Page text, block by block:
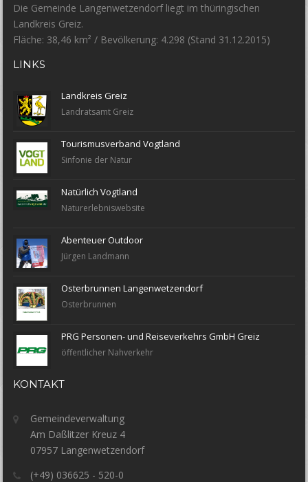
Die Gemeinde Langenwetzendorf liegt im thüringischen
Landkreis Greiz.
Fläche: 38,46 km² / Bevölkerung: 4.298 (Stand 31.12.2015)
LINKS
Landkreis Greiz
Landratsamt Greiz
Tourismusverband Vogtland
Sinfonie der Natur
Natürlich Vogtland
Naturerlebniswebsite
Abenteuer Outdoor
Jürgen Landmann
Osterbrunnen Langenwetzendorf
Osterbrunnen
PRG Personen- und Reiseverkehrs GmbH Greiz
öffentlicher Nahverkehr
KONTAKT
Gemeindeverwaltung
Am Daßlitzer Kreuz 4
07957 Langenwetzendorf
(+49) 036625 - 520-0